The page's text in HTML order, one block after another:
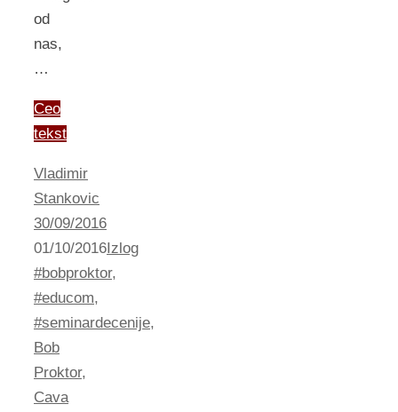
od
nas,
…
Ceo
tekst
Vladimir
Stankovic
30/09/2016
01/10/2016Izlog
#bobproktor,
#educom,
#seminardecenije,
Bob
Proktor,
Cava